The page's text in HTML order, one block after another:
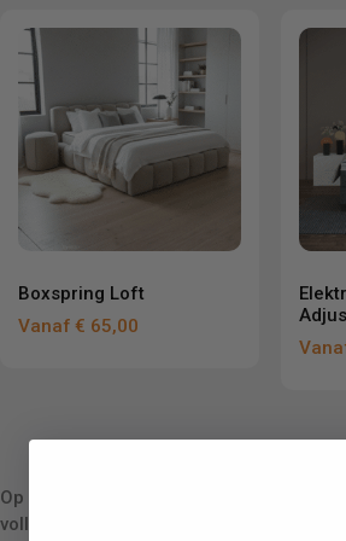
Boxspring Loft
Vanaf € 65,00
Op zoek naar een nieuwe boxspring,
volledige bedrag in één keer betalen?